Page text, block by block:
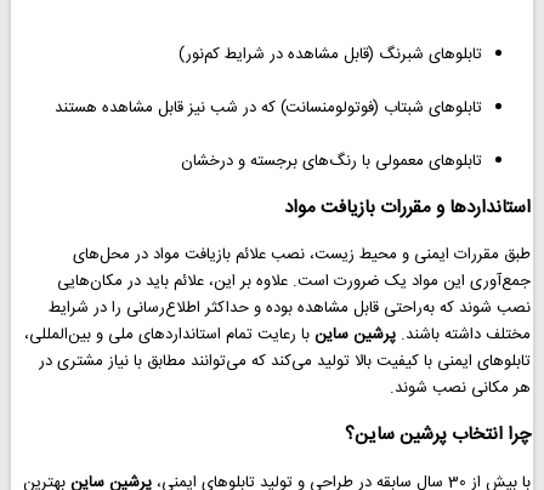
تابلوهای شبرنگ (قابل مشاهده در شرایط کم‌نور)
تابلوهای شبتاب (فوتولومنسانت) که در شب نیز قابل مشاهده هستند
تابلوهای معمولی با رنگ‌های برجسته و درخشان
استانداردها و مقررات بازیافت مواد
طبق مقررات ایمنی و محیط زیست، نصب علائم بازیافت مواد در محل‌های
جمع‌آوری این مواد یک ضرورت است. علاوه بر این، علائم باید در مکان‌هایی
نصب شوند که به‌راحتی قابل مشاهده بوده و حداکثر اطلاع‌رسانی را در شرایط
مختلف داشته باشند.پرشین ساینبا رعایت تمام استانداردهای ملی و بین‌المللی،
تابلوهای ایمنی با کیفیت بالا تولید می‌کند که می‌توانند مطابق با نیاز مشتری در
هر مکانی نصب شوند.
چرا انتخاب پرشین ساین؟
با بیش از 30 سال سابقه در طراحی و تولید تابلوهای ایمنی، پرشین ساینبهترین